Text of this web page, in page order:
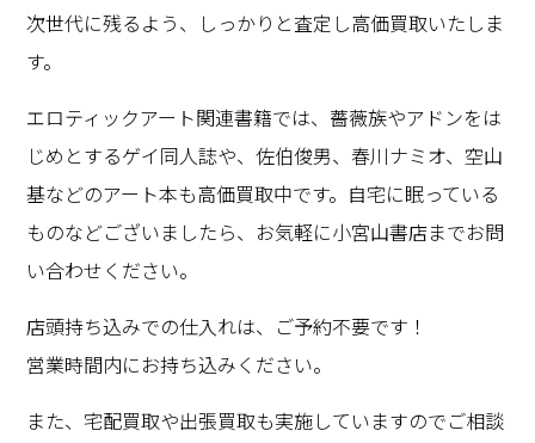
次世代に残るよう、しっかりと査定し高価買取いたしま
す。
エロティックアート関連書籍では、薔薇族やアドンをは
じめとするゲイ同人誌や、佐伯俊男、春川ナミオ、空山
基などのアート本も高価買取中です。自宅に眠っている
ものなどございましたら、お気軽に小宮山書店までお問
い合わせください。
店頭持ち込みでの仕入れは、ご予約不要です！
営業時間内にお持ち込みください。
また、宅配買取や出張買取も実施していますのでご相談